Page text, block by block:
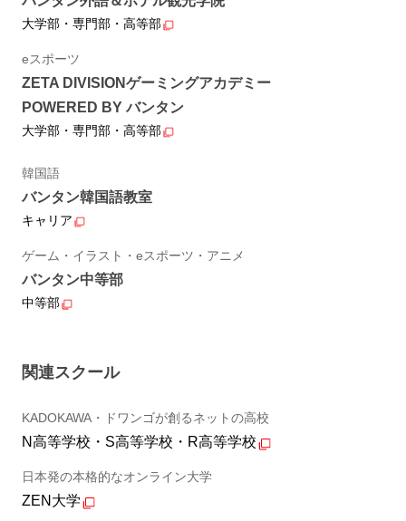
大学部・専門部・高等部
eスポーツ
ZETA DIVISIONゲーミングアカデミー
POWERED BY バンタン
大学部・専門部・高等部
韓国語
バンタン韓国語教室
キャリア
ゲーム・イラスト・eスポーツ・アニメ
バンタン中等部
中等部
関連スクール
KADOKAWA・ドワンゴが創るネットの高校
N高等学校・S高等学校・R高等学校
日本発の本格的なオンライン大学
ZEN大学